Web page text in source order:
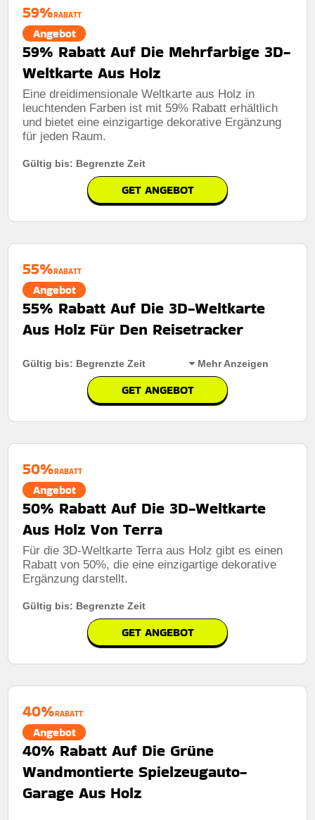
59%RABATT
Angebot
59% Rabatt Auf Die Mehrfarbige 3D-
Weltkarte Aus Holz
Eine dreidimensionale Weltkarte aus Holz in
leuchtenden Farben ist mit 59% Rabatt erhältlich
und bietet eine einzigartige dekorative Ergänzung
für jeden Raum.
Gültig bis: Begrenzte Zeit
GET ANGEBOT
55%RABATT
Angebot
55% Rabatt Auf Die 3D-Weltkarte
Aus Holz Für Den Reisetracker
Gültig bis: Begrenzte Zeit Mehr Anzeigen
GET ANGEBOT
Berechtigung:
Art des Angebots:Zeitlich begrenztes angebot
Kumulierbar:Nicht mit anderen Aktionen kombinierbar
Bedingungen:Die geschäftsbedingungen finden sie
auf der website des händlers
50%RABATT
Angebot
50% Rabatt Auf Die 3D-Weltkarte
Aus Holz Von Terra
Für die 3D-Weltkarte Terra aus Holz gibt es einen
Rabatt von 50%, die eine einzigartige dekorative
Ergänzung darstellt.
Gültig bis: Begrenzte Zeit
GET ANGEBOT
40%RABATT
Angebot
40% Rabatt Auf Die Grüne
Wandmontierte Spielzeugauto-
Garage Aus Holz